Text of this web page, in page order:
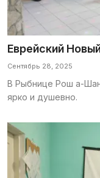
Еврейский
Сентябрь 28, 2025
В Рыбнице Рош а-
ярко и душевно.